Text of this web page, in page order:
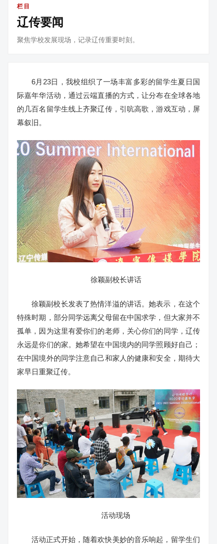
栏目
辽传要闻
聚焦学校发展现场，记录辽传重要时刻。
6月23日，我校组织了一场丰富多彩的留学生夏日国
际嘉年华活动，通过云端直播的方式，让分布在全球各地
的几百名留学生线上齐聚辽传，引吭高歌，游戏互动，屏
幕叙旧。
徐颖副校长讲话
徐颖副校长发表了热情洋溢的讲话。她表示，在这个
特殊时期，部分同学远离父母留在中国求学，但大家并不
孤单，因为这里有爱你们的老师，关心你们的同学，辽传
永远是你们的家。她希望在中国境内的同学照顾好自己；
在中国境外的同学注意自己和家人的健康和安全，期待大
家早日重聚辽传。
活动现场
活动正式开始，随着欢快美妙的音乐响起，留学生们